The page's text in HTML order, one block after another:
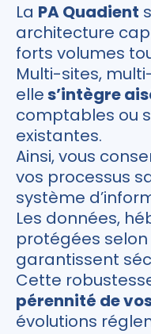
La PA Quadient
architecture
forts volumes
Multi-sites,
elles’intègre
comptables ou
existantes.
Ainsi, vous
vos processus
système
Les données,
protégées selon
garantissent
Cette
pérennité de
évolutions